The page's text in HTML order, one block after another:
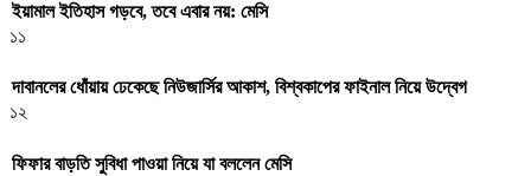
ইয়ামাল ইতিহাস গড়বে, তবে এবার নয়: মেসি
১১
দাবানলের ধোঁয়ায় ঢেকেছে নিউজার্সির আকাশ, বিশ্বকাপের ফাইনাল নিয়ে উদ্বেগ
১২
ফিফার বাড়তি সুবিধা পাওয়া নিয়ে যা বললেন মেসি